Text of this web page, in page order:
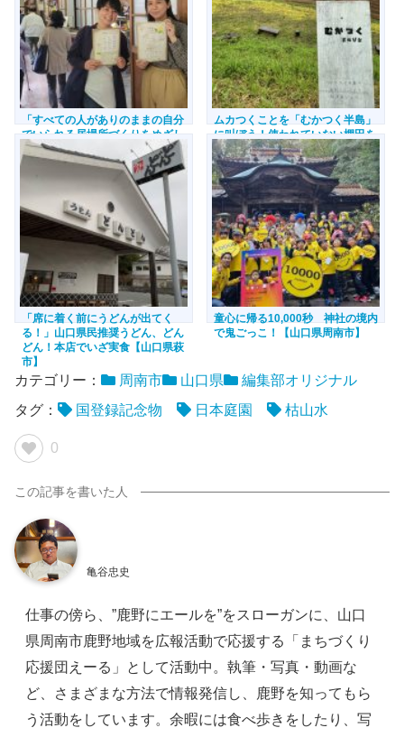
「すべての人がありのままの自分
でいられる居場所づくりをめざし
て」異世代交流子育てサロンas is
がつくる、地域の輪【山口県周南
市】
ムカつくことを「むかつく半島」
に叫ぼう！使われていない棚田を
映えスポットに変えた地元住民の
挑戦【山口県長門市】
「席に着く前にうどんが出てく
る！」山口県民推奨うどん、どん
どん！本店でいざ実食【山口県萩
市】
童心に帰る10,000秒 神社の境内
で鬼ごっこ！【山口県周南市】
カテゴリー： 周南市 山口県
編集部オリジナル
タグ：
国登録記念物 日本庭園 枯山水
0
亀谷忠史
仕事の傍ら、”鹿野にエールを”をスローガンに、山口
県周南市鹿野地域を広報活動で応援する「まちづくり
応援団えーる」として活動中。執筆・写真・動画な
ど、さまざまな方法で情報発信し、鹿野を知ってもら
う活動をしています。余暇には食べ歩きをしたり、写